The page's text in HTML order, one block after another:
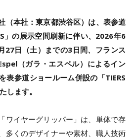
（本社：東京都渋谷区）は、表参道
」の展示空間刷新に伴い、2026年6
27日（土）までの3日間、フランス
（ガラ・エスペル）によるイン
表参道ショールーム併設の「TIERS
します。
ワイヤーグリッパー」は、単体で存
多くのデザイナーや素材、職人技術